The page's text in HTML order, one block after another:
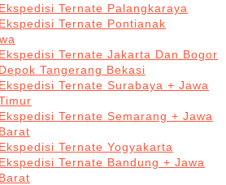
Ekspedisi Ternate Palangkaraya
Ekspedisi Ternate Pontianak
Ekspedisi Ternate Jakarta Dan Bogor
Depok Tangerang Bekasi
Ekspedisi Ternate Surabaya + Jawa
Ekspedisi Ternate Semarang + Jawa
Barat
Ekspedisi Ternate Yogyakarta
Ekspedisi Ternate Bandung + Jawa
Barat